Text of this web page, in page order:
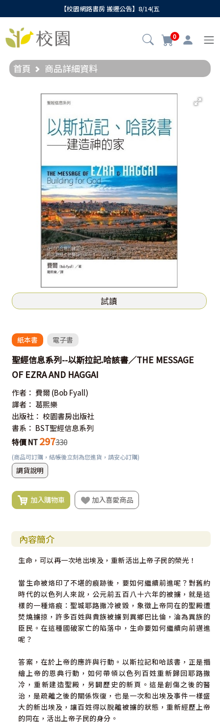
【校園網路書房 搬遷公告】8/14(五
0
首頁 商品詳細資料
試讀
紙本書 電子書
聖經信息系列--以斯拉記.哈該書／THE MESSAGE
OF EZRA AND HAGGAI
作者： 費爾 (Bob Fyall)
譯者： 葛熙樂
出版社： 校園書房出版社
書系： BST聖經信息系列
特價 NT 297330
(商品可訂購，結帳後立刻為您進貨，請安心訂購)
調貨說明
加入購物車 加入喜愛商品
內容簡介
生命，可以再一次地出埃及，重新活出上帝子民的榮光！
當生命被烙印了不堪的痕跡後，要如何繼續前進呢？對舊約
時代的以色列人來說，公元前五百八十六年的被擄，就是這
樣的一種烙痕：聖城耶路撒冷被毀，象徵上帝同在的聖殿遭
焚燒擄掠，許多百姓與貴族被擄到異鄉巴比倫，淪為異族的
臣民。在這種國破家亡的陷落中，生命要如何繼續向前邁進
呢？
答案，在於上帝的應許與行動。以斯拉記和哈該書，正是描
繪上帝的恩典行動，如何帶領以色列百姓重新歸回耶路撒
冷，重新建造聖殿，另闢歷史的新頁。這是創傷之後的醫
治，是疏離之後的關係恢復，也是一次和出埃及事件一樣盛
大的新出埃及，讓百姓得以脫離被擄的狀態，重新經歷上帝
的同在，活出上帝子民的身分。